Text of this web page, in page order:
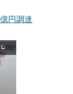
円調達